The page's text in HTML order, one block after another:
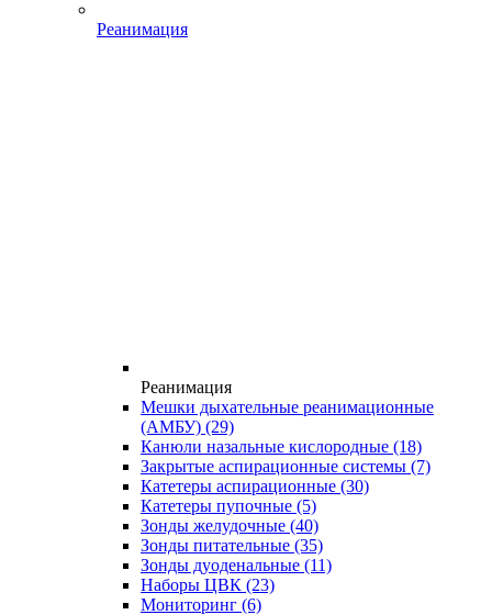
Реанимация
Реанимация
Мешки дыхательные реанимационные
(АМБУ) (29)
Канюли назальные кислородные (18)
Закрытые аспирационные системы (7)
Катетеры аспирационные (30)
Катетеры пупочные (5)
Зонды желудочные (40)
Зонды питательные (35)
Зонды дуоденальные (11)
Наборы ЦВК (23)
Мониторинг (6)